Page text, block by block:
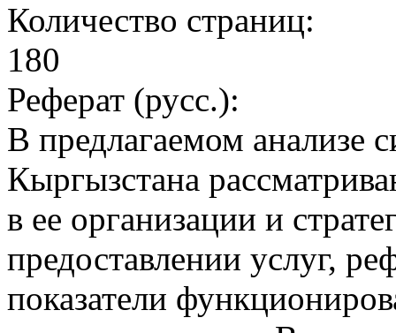
Количество страниц:
180
Реферат (русс.):
В предлагаемом анализе
Кыргызстана
в ее организации и
предоставлении услуг,
показатели